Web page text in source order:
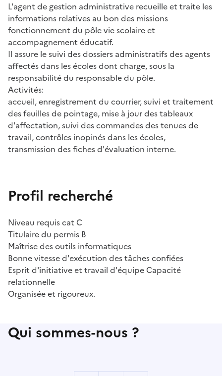
L'agent de gestion administrative recueille et traite les
informations relatives au bon des missions
fonctionnement du pôle vie scolaire et
accompagnement éducatif.
Il assure le suivi des dossiers administratifs des agents
affectés dans les écoles dont charge, sous la
responsabilité du responsable du pôle.
Activités:
accueil, enregistrement du courrier, suivi et traitement
des feuilles de pointage, mise à jour des tableaux
d'affectation, suivi des commandes des tenues de
travail, contrôles inopinés dans les écoles,
transmission des fiches d'évaluation interne.
Profil recherché
Niveau requis cat C
Titulaire du permis B
Maîtrise des outils informatiques
Bonne vitesse d'exécution des tâches confiées
Esprit d'initiative et travail d'équipe Capacité
relationnelle
Organisée et rigoureux.
Qui sommes-nous ?